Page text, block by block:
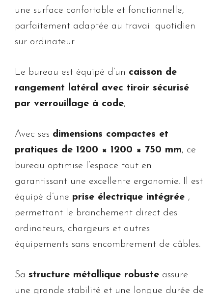
une surface confortable et fonctionnelle,
parfaitement adaptée au travail quotidien
sur ordinateur.
Le bureau est équipé d’un caisson de
rangement latéral avec tiroir sécurisé
par verrouillage à code,
Avec ses dimensions compactes et
pratiques de 1200 × 1200 × 750 mm, ce
bureau optimise l’espace tout en
garantissant une excellente ergonomie. Il est
équipé d’une prise électrique intégrée ,
permettant le branchement direct des
ordinateurs, chargeurs et autres
équipements sans encombrement de câbles.
Sa structure métallique robuste assure
une grande stabilité et une longue durée de